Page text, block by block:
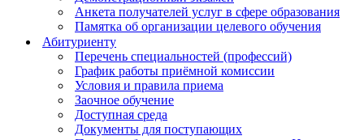
Анкета получателей услуг в сфере образования
Памятка об организации целевого обучения
Абитуриенту
Перечень специальностей (профессий)
График работы приёмной комиссии
Условия и правила приема
Заочное обучение
Доступная среда
Документы для поступающих